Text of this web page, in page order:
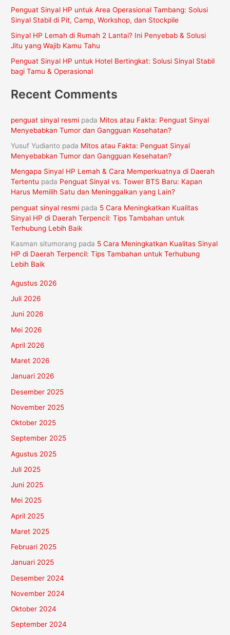
u
k
:
Penguat Sinyal HP untuk Area Operasional Tambang: Solusi
Sinyal Stabil di Pit, Camp, Workshop, dan Stockpile
Sinyal HP Lemah di Rumah 2 Lantai? Ini Penyebab & Solusi
Jitu yang Wajib Kamu Tahu
Penguat Sinyal HP untuk Hotel Bertingkat: Solusi Sinyal Stabil
bagi Tamu & Operasional
Recent Comments
penguat sinyal resmi pada Mitos atau Fakta: Penguat Sinyal
Menyebabkan Tumor dan Gangguan Kesehatan?
Yusuf Yudianto pada Mitos atau Fakta: Penguat Sinyal
Menyebabkan Tumor dan Gangguan Kesehatan?
Mengapa Sinyal HP Lemah & Cara Memperkuatnya di Daerah
Tertentu pada Penguat Sinyal vs. Tower BTS Baru: Kapan
Harus Memilih Satu dan Meninggalkan yang Lain?
penguat sinyal resmi pada 5 Cara Meningkatkan Kualitas
Sinyal HP di Daerah Terpencil: Tips Tambahan untuk
Terhubung Lebih Baik
Kasman situmorang pada 5 Cara Meningkatkan Kualitas Sinyal
HP di Daerah Terpencil: Tips Tambahan untuk Terhubung
Lebih Baik
Agustus 2026
Juli 2026
Juni 2026
Mei 2026
April 2026
Maret 2026
Januari 2026
Desember 2025
November 2025
Oktober 2025
September 2025
Agustus 2025
Juli 2025
Juni 2025
Mei 2025
April 2025
Maret 2025
Februari 2025
Januari 2025
Desember 2024
November 2024
Oktober 2024
September 2024